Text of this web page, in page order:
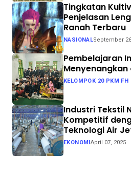
Tingkatan
Penjelasan
Ranah Terbaru
NASIONALSeptember
Pembelajaran
Menyenangkan
KELOMPOK 20 PKM FH
Industri Tekstil
Kompetitif
Teknologi Air
Continuous
Solo Perkasa
EKONOMIApril 07, 2025